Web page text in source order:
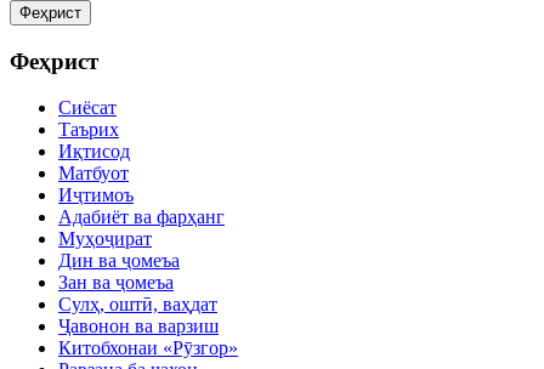
Феҳрист
Феҳрист
Сиёсат
Таърих
Иқтисод
Матбуот
Иҷтимоъ
Адабиёт ва фарҳанг
Муҳоҷират
Дин ва ҷомеъа
Зан ва ҷомеъа
Сулҳ, оштӣ, ваҳдат
Ҷавонон ва варзиш
Китобхонаи «Рӯзгор»